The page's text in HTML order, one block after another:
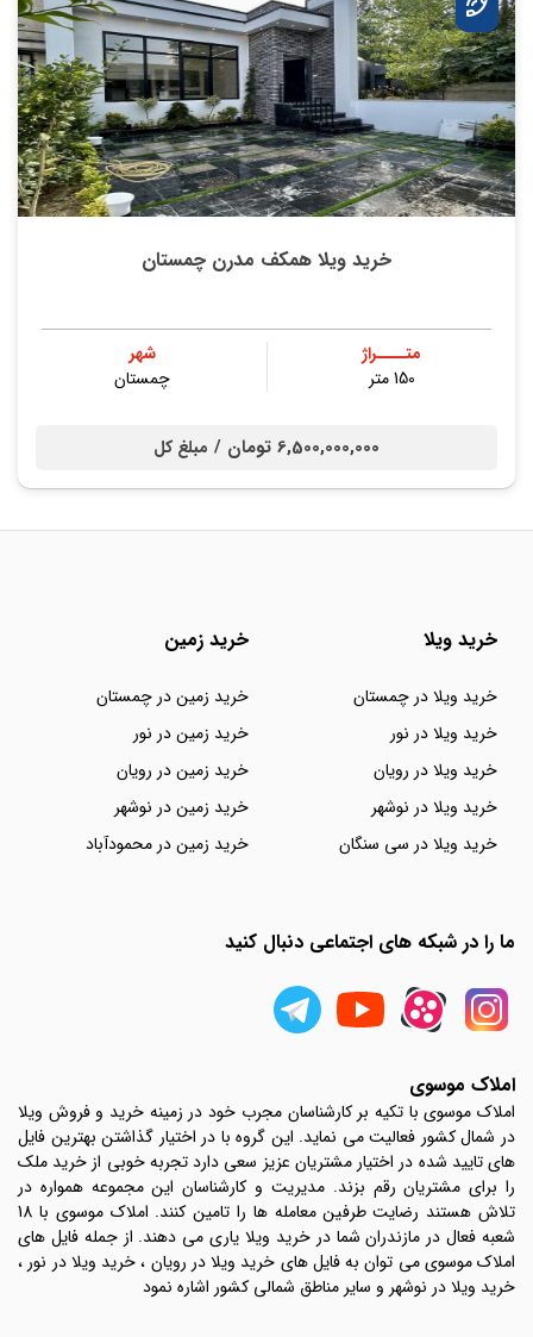
خرید ویلا همکف مدرن چمستان
متــــراژ
150 متر
شهر
چمستان
6,500,000,000 تومان / مبلغ کل
خرید ویلا
خرید ویلا در چمستان
خرید ویلا در نور
خرید ویلا در رویان
خرید ویلا در نوشهر
خرید ویلا در سی سنگان
خرید زمین
خرید زمین در چمستان
خرید زمین در نور
خرید زمین در رویان
خرید زمین در نوشهر
خرید زمین در محمودآباد
ما را در شبکه های اجتماعی دنبال کنید
املاک موسوی
املاک موسوی با تکیه بر کارشناسان مجرب خود در زمینه خرید و فروش ویلا
در شمال کشور فعالیت می نماید. این گروه با در اختیار گذاشتن بهترین فایل
های تایید شده در اختیار مشتریان عزیز سعی دارد تجربه خوبی از خرید ملک
را برای مشتریان رقم بزند. مدیریت و کارشناسان این مجموعه همواره در
تلاش هستند رضایت طرفین معامله ها را تامین کنند. املاک موسوی با 18
شعبه فعال در مازندران شما در خرید ویلا یاری می دهند. از جمله فایل های
املاک موسوی می توان به فایل های خرید ویلا در رویان ، خرید ویلا در نور ،
خرید ویلا در نوشهر و سایر مناطق شمالی کشور اشاره نمود